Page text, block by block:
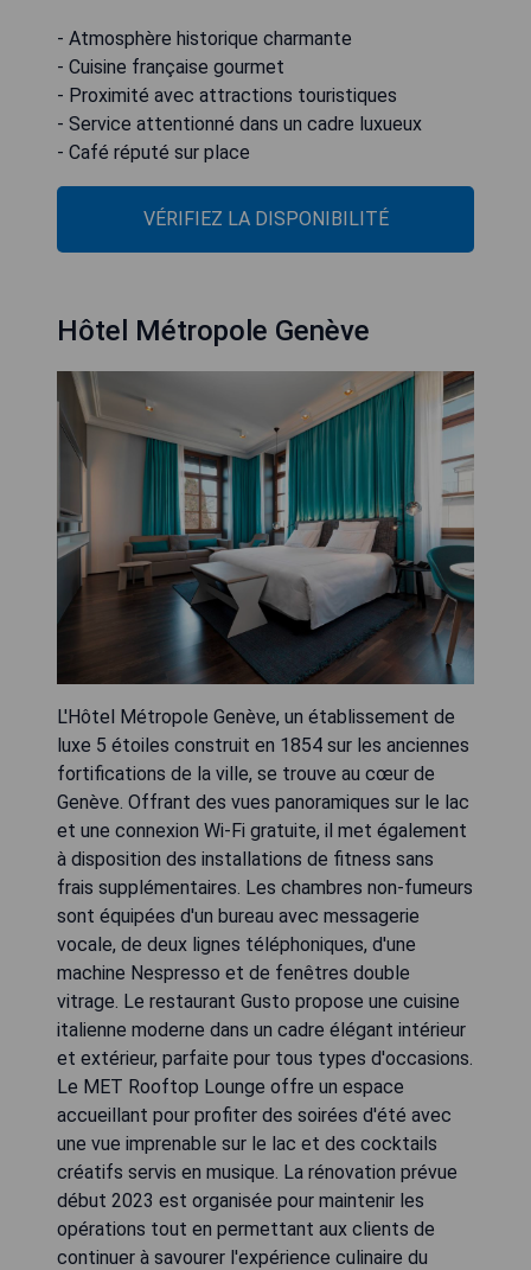
- Atmosphère historique charmante
- Cuisine française gourmet
- Proximité avec attractions touristiques
- Service attentionné dans un cadre luxueux
- Café réputé sur place
VÉRIFIEZ LA DISPONIBILITÉ
Hôtel Métropole Genève
L'Hôtel Métropole Genève, un établissement de
luxe 5 étoiles construit en 1854 sur les anciennes
fortifications de la ville, se trouve au cœur de
Genève. Offrant des vues panoramiques sur le lac
et une connexion Wi-Fi gratuite, il met également
à disposition des installations de fitness sans
frais supplémentaires. Les chambres non-fumeurs
sont équipées d'un bureau avec messagerie
vocale, de deux lignes téléphoniques, d'une
machine Nespresso et de fenêtres double
vitrage. Le restaurant Gusto propose une cuisine
italienne moderne dans un cadre élégant intérieur
et extérieur, parfaite pour tous types d'occasions.
Le MET Rooftop Lounge offre un espace
accueillant pour profiter des soirées d'été avec
une vue imprenable sur le lac et des cocktails
créatifs servis en musique. La rénovation prévue
début 2023 est organisée pour maintenir les
opérations tout en permettant aux clients de
continuer à savourer l'expérience culinaire du